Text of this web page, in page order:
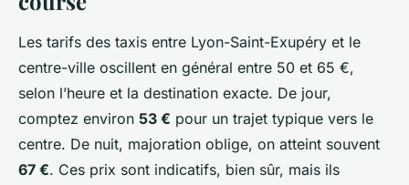
Les tarifs des taxis entre Lyon-Saint-Exupéry et le
centre-ville oscillent en général entre 50 et 65 €,
selon l’heure et la destination exacte. De jour,
comptez environ 53 € pour un trajet typique vers le
centre. De nuit, majoration oblige, on atteint souvent
67 €. Ces prix sont indicatifs, bien sûr, mais ils